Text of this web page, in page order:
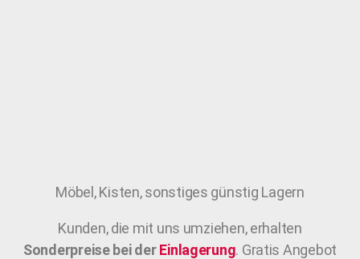
Möbel, Kisten, sonstiges günstig Lagern
Kunden, die mit uns umziehen, erhalten
Sonderpreise bei derEinlagerung. Gratis Angebot